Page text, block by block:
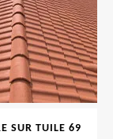
SUR TUILE 69